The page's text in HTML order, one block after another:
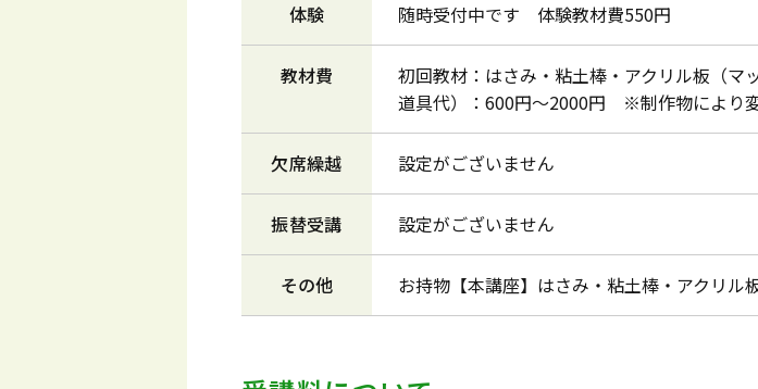
体験 随時受付中です 体験教材費550円
教材費
初回教材：はさみ・粘土棒・アクリル板（
道具代）：600円～2000円 ※制作物により
欠席繰越 設定がございません
振替受講 設定がございません
その他 お持物【本講座】はさみ・粘土棒・アクリ